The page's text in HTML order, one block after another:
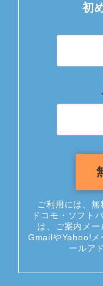
初
ご利用には、
ドコモ・ソフト
は、ご案内メー
GmailやYahoo!メ
ールア